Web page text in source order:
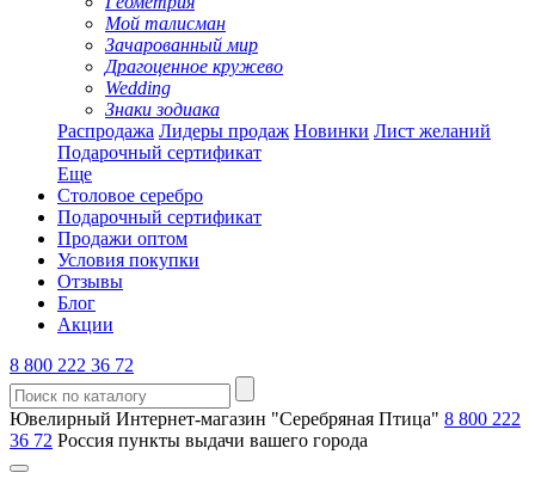
Мой талисман
Зачарованный мир
Драгоценное кружево
Wedding
Знаки зодиака
Распродажа Лидеры продаж Новинки Лист желаний
Подарочный сертификат
Еще
Столовое серебро
Подарочный сертификат
Продажи оптом
Условия покупки
Отзывы
Блог
Акции
8 800 222 36 72
Ювелирный Интернет-магазин "Серебряная Птица" 8 800 222
36 72 Россия пункты выдачи вашего города